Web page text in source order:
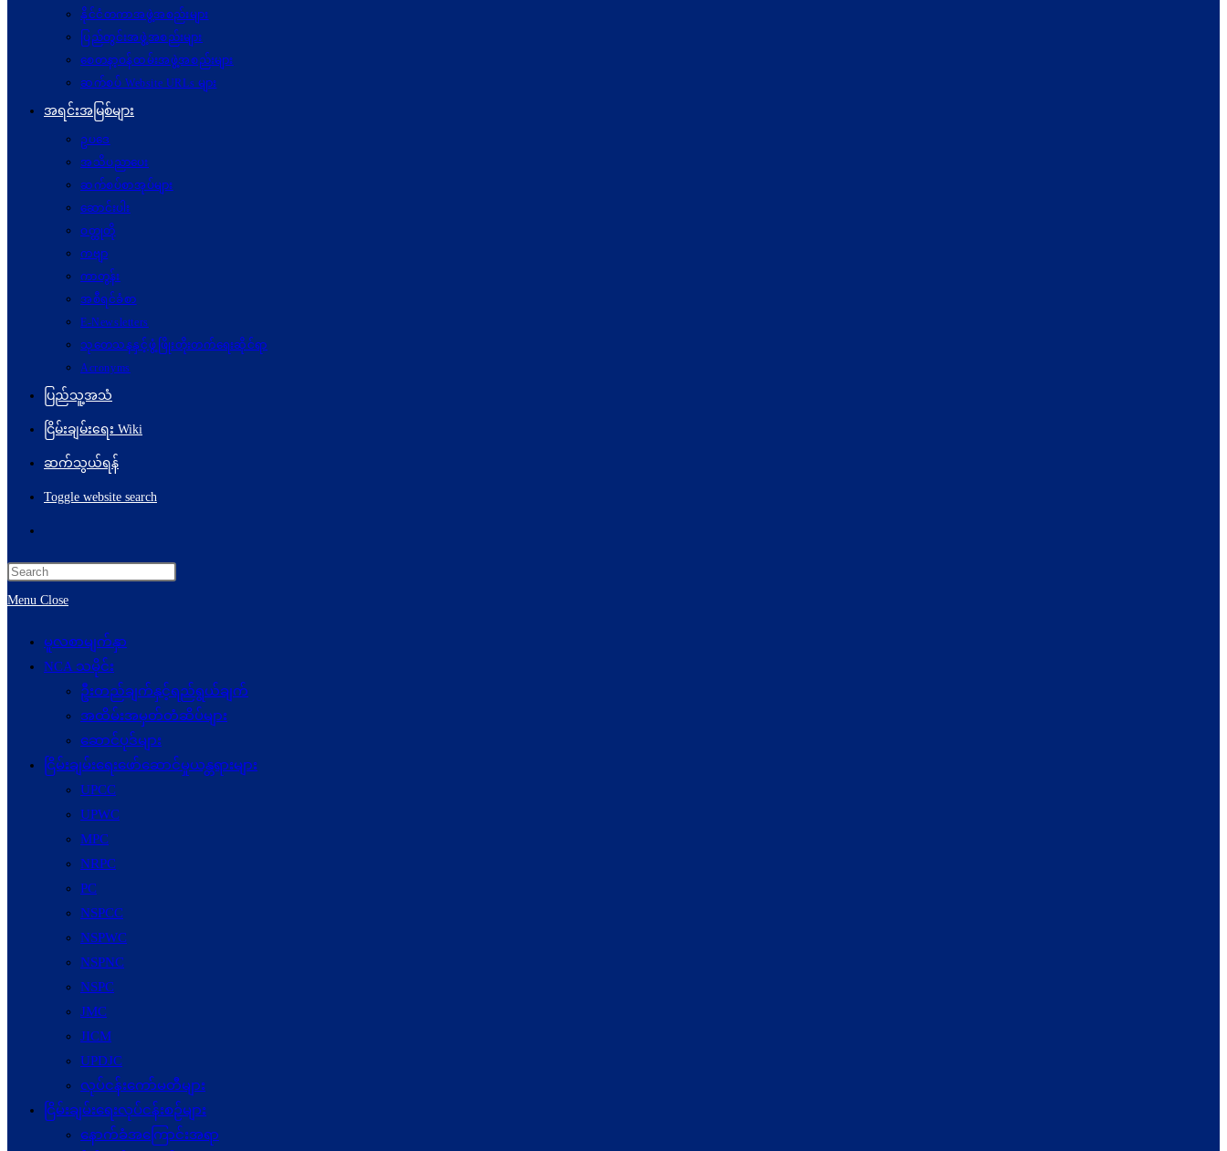
နိုင်ငံတကာအဖွဲ့အစည်းများ
ပြည်တွင်းအဖွဲ့အစည်းများ
စေတနာ့ဝန်ထမ်းအဖွဲ့အစည်းများ
ဆက်စပ် Website URLs များ
အရင်းအမြစ်များ
ဥပဒေ
အသိပညာပေး
ဆက်စပ်စာအုပ်များ
ဆောင်းပါး
ဝတ္ထုတို
ကဗျာ
ကာတွန်း
အစီရင်ခံစာ
E-Newsletters
သုတေသနနှင့်ဖွံ့ဖြိုးတိုးတက်ရေးဆိုင်ရာ
Acronyms
ပြည်သူ့အသံ
ငြိမ်းချမ်းရေး Wiki
ဆက်သွယ်ရန်
Toggle website search
Menu Close
မူလစာမျက်နှာ
NCA သမိုင်း
ဦးတည်ချက်နှင့်ရည်ရွယ်ချက်
အထိမ်းအမှတ်တံဆိပ်များ
ဆောင်ပုဒ်များ
ငြိမ်းချမ်းရေးဖော်‌ဆောင်မှုယန္တရားများ
UPCC
UPWC
MPC
NRPC
PC
NSPCC
NSPWC
NSPNC
NSPC
JMC
JICM
UPDJC
လုပ်ငန်းကော်မတီများ
ငြိမ်းချမ်းရေးလုပ်ငန်းစဉ်များ
နောက်ခံအကြောင်းအရာ